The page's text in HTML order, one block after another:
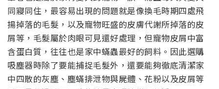
同寢同住，最容易出現的問題就是像換毛時期四處飛
揚掉落的毛髮，以及寵物旺盛的皮膚代謝所掉落的皮
屑等，毛髮屬於肉眼可見還好處理，但寵物皮屑中富
含蛋白質，往往也是家中蟎蟲最好的飼料。因此選購
吸塵器時除了要能捕捉毛髮外，還要能夠徹底清潔家
中四散的灰塵、塵蟎排泄物與屍體、花粉以及皮屑等